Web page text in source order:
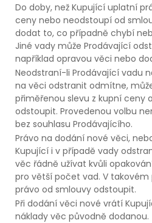
Do doby, než Kupující uplatní
ceny nebo neodstoupí od
dodat to, co případně chybí
Jiné vady může Prodávající
například opravou věci nebo
Neodstraní-li Prodávající vadu
na věci odstranit odmítne,
přiměřenou slevu z kupní ceny
odstoupit. Provedenou volbu
bez souhlasu Prodávajícího.
Právo na dodání nové věci,
Kupující i v případě vady
věc řádně užívat kvůli
pro větší počet vad. V
právo od smlouvy odstoupit.
Při dodání věci nové vrátí
náklady věc původně dodanou.